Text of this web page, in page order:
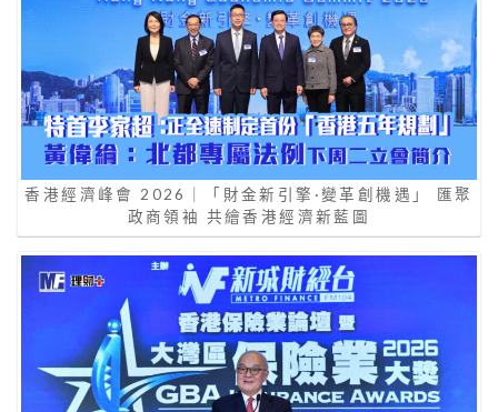
香港經濟峰會 2026｜「財金新引擎·變革創機遇」 匯聚
政商領袖 共繪香港經濟新藍圖